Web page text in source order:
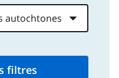
filtres